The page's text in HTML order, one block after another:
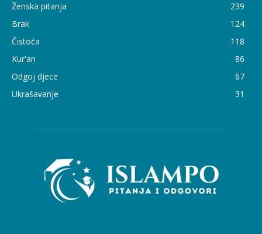
Ženska pitanja
239
Brak
124
Čistoća
118
Kur'an
86
Odgoj djece
67
Ukrašavanje
31